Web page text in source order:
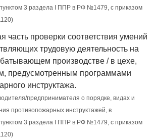
пунктом 3 раздела I ППР в РФ №1479, с приказом
часть проверки соответствия умений
трудовую деятельность на
производстве / в цехе,
предусмотренным программами
инструктажа.
предпринимателя о порядке, видах и
противопожарных инструктажей, в
пунктом 3 раздела I ППР в РФ №1479, с приказом